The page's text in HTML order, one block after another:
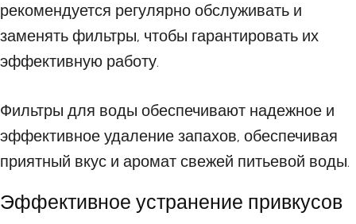
рекомендуется регулярно обслуживать и
заменять фильтры, чтобы гарантировать их
эффективную работу.
Фильтры для воды обеспечивают надежное и
эффективное удаление запахов, обеспечивая
приятный вкус и аромат свежей питьевой воды.
Эффективное устранение привкусов